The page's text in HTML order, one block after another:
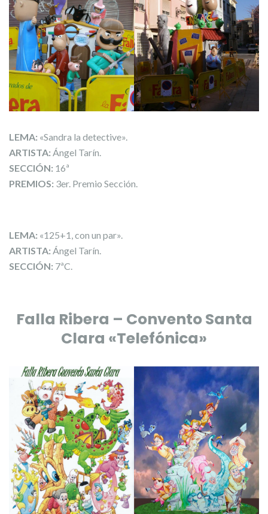
LEMA: «Sandra la detective».
ARTISTA: Ángel Tarín.
SECCIÓN: 16ª
PREMIOS: 3er. Premio Sección.
LEMA: «125+1, con un par».
ARTISTA: Ángel Tarín.
SECCIÓN: 7ªC.
Falla Ribera – Convento Santa
Clara «Telefónica»